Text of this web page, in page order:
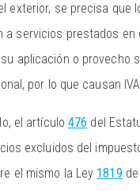
exterior, se precisa que
a servicios prestados en
aplicación o provecho
por lo que causan
el artículo 476 del
excluidos del
el mismo la Ley 1819